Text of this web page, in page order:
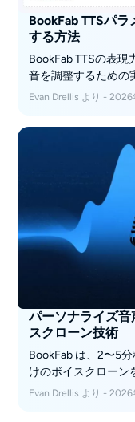
BookFab TTSパ
する方法
BookFab TTSの表
音を調整するための
に微調整することで
Evan Drellis より - 2026
パーソナライズ音
スクローン技術
BookFab は、2〜5
けのボイスクローン
ータ最適化、テキス
Evan Drellis より - 2026